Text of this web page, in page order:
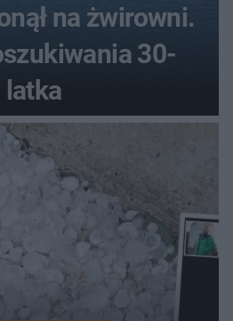
na żwirowni.
30-
latka